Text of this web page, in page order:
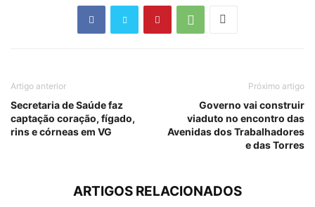
Artigo anterior
Secretaria de Saúde faz
captação coração, fígado,
rins e córneas em VG
Próximo artigo
Governo vai construir
viaduto no encontro das
Avenidas dos Trabalhadores
e das Torres
ARTIGOS RELACIONADOS